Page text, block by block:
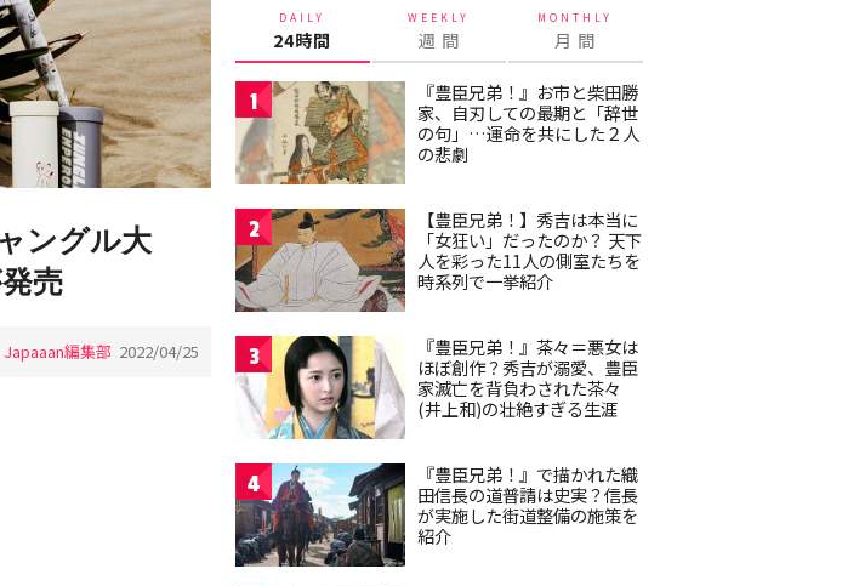
ングル大
売
Japaaan編集部 2022/04/25
DAILY
24時間
WEEKLY
週 間
MONTHLY
月 間
1
『豊臣兄弟！』お市と柴田勝
家、自刃しての最期と「辞世
の句」…運命を共にした２人
の悲劇
2
【豊臣兄弟！】秀吉は本当に
「女狂い」だったのか？ 天下
人を彩った11人の側室たちを
時系列で一挙紹介
3
『豊臣兄弟！』茶々＝悪女は
ほぼ創作？秀吉が溺愛、豊臣
家滅亡を背負わされた茶々
(井上和)の壮絶すぎる生涯
4
『豊臣兄弟！』で描かれた織
田信長の道普請は史実？信長
が実施した街道整備の施策を
紹介